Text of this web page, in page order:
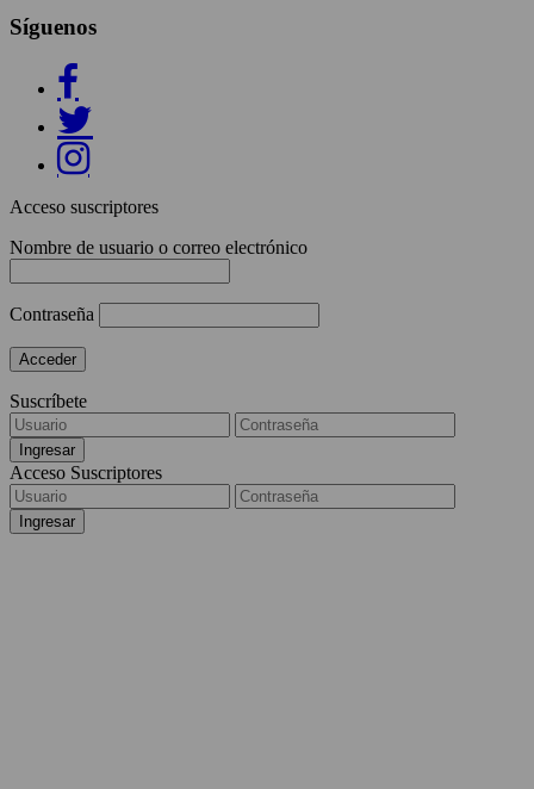
Síguenos
Acceso suscriptores
Nombre de usuario o correo electrónico
Contraseña
Suscríbete
Acceso Suscriptores